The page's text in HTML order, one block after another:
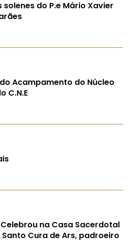
solenes do P.e Mário Xavier
Acampamento do Núcleo
C.N.E
na Casa Sacerdotal
Cura de Ars, padroeiro